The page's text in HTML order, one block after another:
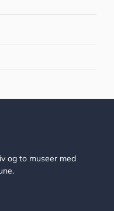
og to museer med